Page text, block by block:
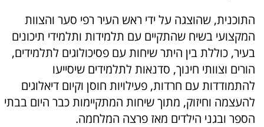
התוכנית, שהוצגה על ידי ראש העיר רפי סער והצוות
המקצועי בשיח שהתקיים עם תלמידות ותלמידי תיכונים
בעיר, כוללת בין היתר שיחות עם פסיכולוגים לתלמידים,
הורים וצוותי חינוך, סדנאות לתלמידים שיסייעו
להתמודדות עם חרדות, פעילויות חוסן וקיום דיאלוגים
להעצמה וחיזוק, מתוך שיחות המתקיימות כבר היום בבתי
הספר ובגני הילדים מאז פרצה המלחמה.